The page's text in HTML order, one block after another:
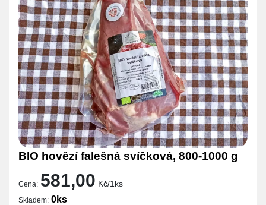
BIO hovězí falešná svíčková, 800-1000 g
Cena: 581,00 Kč/1ks
Skladem: 0ks